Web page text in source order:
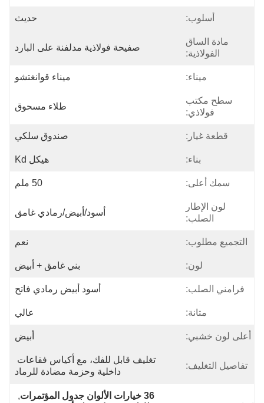
أسلوب: حديث
مادة الساق
الفولاذية:
صفيحة فولاذية مدلفنة على البارد
ميناء: ميناء قوانغتشو
سطح مكتب
فولاذي:
طلاء مسحوق
قطعة غيار: صندوق سلكي
بناء: هيكل Kd
سمك أعلى: 50 ملم
لون الإطار
الصلب:
أسود/أبيض/رمادي غامق
التجميع مطلوب: نعم
لون: بني غامق + أبيض
فرامني الصلب: أسود أبيض رمادي فاتح
متانة: عالي
أعلى لون خشبي: أبيض
تفاصيل التغليف:
تغليف قابل للفك، مع أكياس فقاعات
داخلية وحزمة مضادة للرماد
36 خيارات الألوان جدول المؤتمرات
,